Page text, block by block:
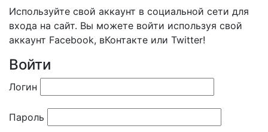
Используйте свой аккаунт в социальной сети для
входа на сайт. Вы можете войти используя свой
аккаунт Facebook, вКонтакте или Twitter!
Войти
Логин
Пароль